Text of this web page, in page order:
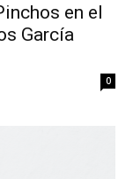
en el
García
0